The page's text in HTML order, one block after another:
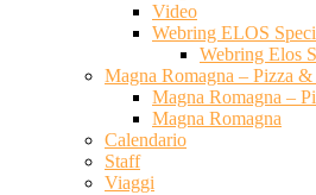
Video
Webring ELOS
Webring Elos
Magna Romagna – Pizza
Magna Romagna –
Magna Romagna
Calendario
Staff
Viaggi